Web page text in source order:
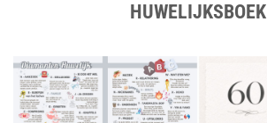
HUWELIJKSBOEK